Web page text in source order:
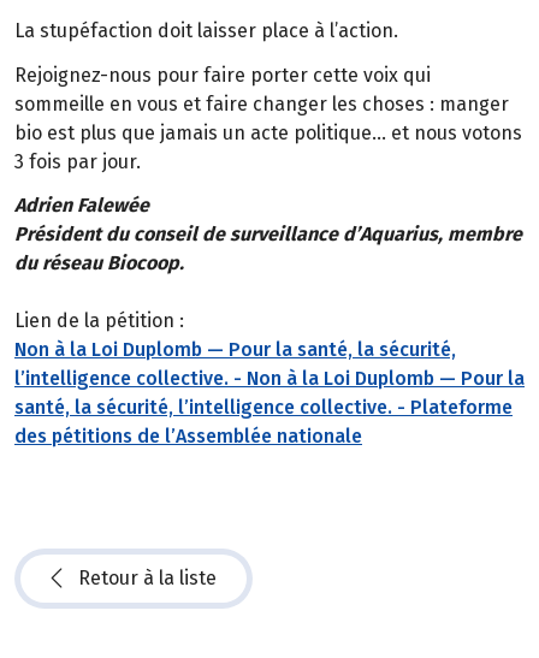
La stupéfaction doit laisser place à l’action.
Rejoignez-nous pour faire porter cette voix qui
sommeille en vous et faire changer les choses : manger
bio est plus que jamais un acte politique… et nous votons
3 fois par jour.
Adrien Falewée
Président du conseil de surveillance d’Aquarius, membre
du réseau Biocoop.
Lien de la pétition :
Non à la Loi Duplomb — Pour la santé, la sécurité,
l’intelligence collective. - Non à la Loi Duplomb — Pour la
santé, la sécurité, l’intelligence collective. - Plateforme
des pétitions de l’Assemblée nationale
Retour à la liste